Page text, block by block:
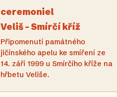
ceremoniel
Veliš – Smírčí kříž
Připomenutí památného
jičínského apelu ke smíření ze
14. září 1999 u Smírčího kříže na
hřbetu Veliše.